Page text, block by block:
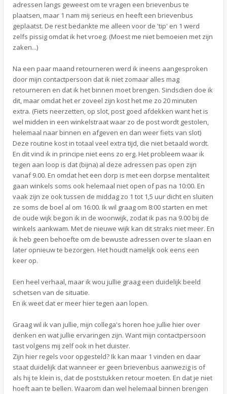
adressen langs geweest om te vragen een brievenbus te
plaatsen, maar 1 nam mij serieus en heeft een brievenbus
geplaatst. De rest bedankte me alleen voor de 'tip' en 1 werd
zelfs pissig omdat ik het vroeg. (Moest me niet bemoeien met zijn
zaken...)
Na een paar maand retourneren werd ik ineens aangesproken
door mijn contactpersoon dat ik niet zomaar alles mag
retourneren en dat ik het binnen moet brengen. Sindsdien doe ik
dit, maar omdat het er zoveel zijn kost het me zo 20 minuten
extra. (Fiets neerzetten, op slot, post goed afdekken want het is
wel midden in een winkelstraat waar zo de post wordt gestolen,
helemaal naar binnen en afgeven en dan weer fiets van slot)
Deze routine kost in totaal veel extra tijd, die niet betaald wordt.
En dit vind ik in principe niet eens zo erg. Het probleem waar ik
tegen aan loop is dat (bijna) al deze adressen pas open zijn
vanaf 9.00. En omdat het een dorp is met een dorpse mentaliteit
gaan winkels soms ook helemaal niet open of pas na 10:00. En
vaak zijn ze ook tussen de middag zo 1 tot 1,5 uur dicht en sluiten
ze soms de boel al om 16:00. Ik wil graag om 8:00 starten en met
de oude wijk begon ik in de woonwijk, zodat ik pas na 9.00 bij de
winkels aankwam. Met de nieuwe wijk kan dit straks niet meer. En
ik heb geen behoefte om de bewuste adressen over te slaan en
later opnieuw te bezorgen. Het houdt namelijk ook eens een
keer op.
Een heel verhaal, maar ik wou jullie graag een duidelijk beeld
schetsen van de situatie.
En ik weet dat er meer hier tegen aan lopen.
Graag wil ik van jullie, mijn collega's horen hoe jullie hier over
denken en wat jullie ervaringen zijn. Want mijn contactpersoon
tast volgens mij zelf ook in het duister.
Zijn hier regels voor opgesteld? Ik kan maar 1 vinden en daar
staat duidelijk dat wanneer er geen brievenbus aanwezig is of
als hij te klein is, dat de poststukken retour moeten. En dat je niet
hoeft aan te bellen. Waarom dan wel helemaal binnen brengen